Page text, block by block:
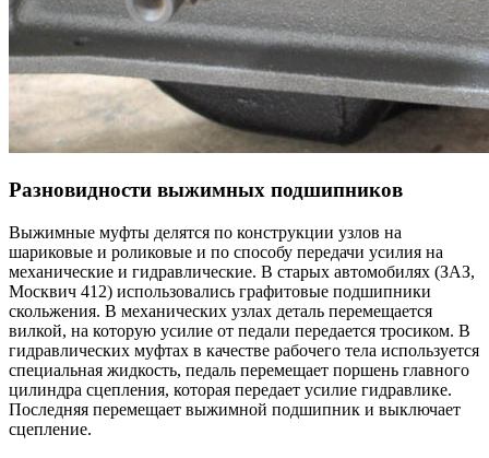
Разновидности выжимных подшипников
Выжимные муфты делятся по конструкции узлов на
шариковые и роликовые и по способу передачи усилия на
механические и гидравлические. В старых автомобилях (ЗАЗ,
Москвич 412) использовались графитовые подшипники
скольжения. В механических узлах деталь перемещается
вилкой, на которую усилие от педали передается тросиком. В
гидравлических муфтах в качестве рабочего тела используется
специальная жидкость, педаль перемещает поршень главного
цилиндра сцепления, которая передает усилие гидравлике.
Последняя перемещает выжимной подшипник и выключает
сцепление.